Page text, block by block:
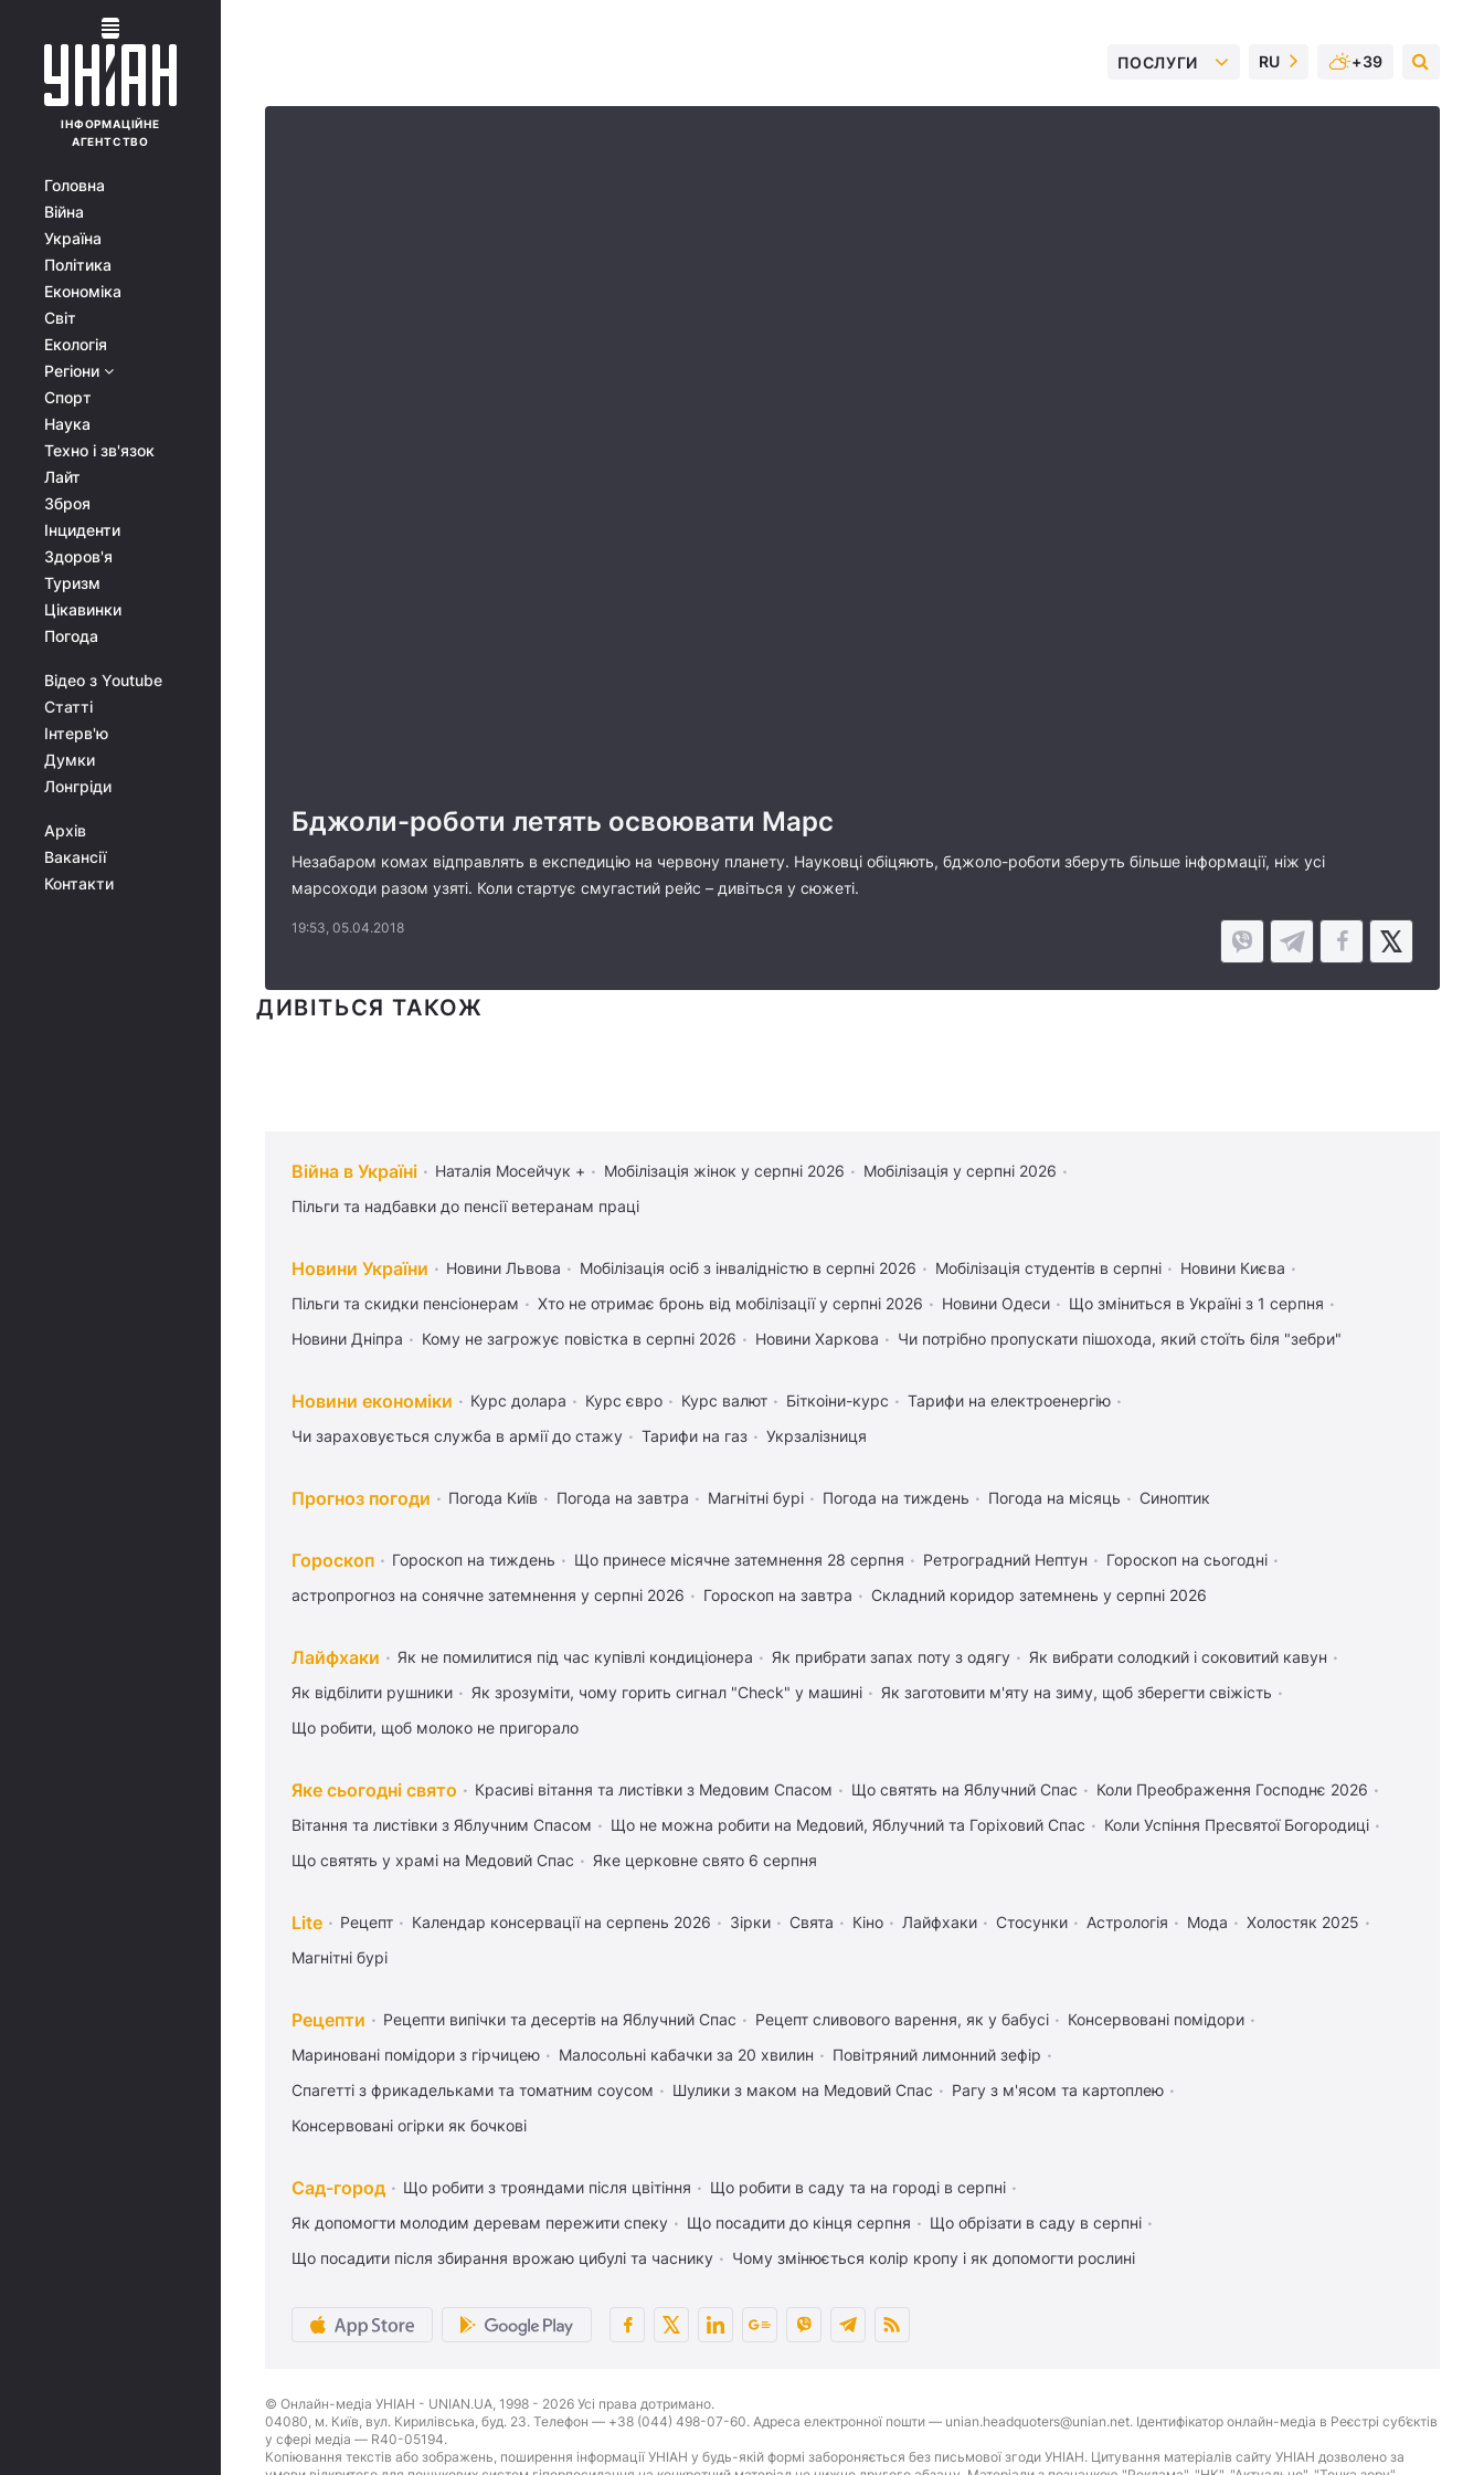
ІНФОРМАЦІЙНЕ
АГЕНТСТВО
Головна
Війна
Україна
Політика
Економіка
Світ
Екологія
Регіони
Спорт
Наука
Техно і зв'язок
Лайт
Зброя
Інциденти
Здоров'я
Туризм
Цікавинки
Погода
Відео з Youtube
Статті
Інтерв'ю
Думки
Лонгріди
Архів
Вакансії
Контакти
ПОСЛУГИ RU +39
Бджоли-роботи летять освоювати Марс
Незабаром комах відправлять в експедицію на червону планету. Науковці обіцяють, бджоло-роботи зберуть більше інформації, ніж усі
марсоходи разом узяті. Коли стартує смугастий рейс – дивіться у сюжеті.
19:53, 05.04.2018
ДИВІТЬСЯ ТАКОЖ
Війна в Україні Наталія Мосейчук + Мобілізація жінок у серпні 2026
Мобілізація у серпні 2026
Пільги та надбавки до пенсії ветеранам праці
Новини України Новини Львова Мобілізація осіб з інвалідністю в серпні 2026 Мобілізація студентів в серпні
Новини Києва
Пільги та скидки пенсіонерам
Хто не отримає бронь від мобілізації у серпні 2026 Новини Одеси
Що зміниться в Україні з 1 серпня
Новини Дніпра
Кому не загрожує повістка в серпні 2026 Новини Харкова Чи потрібно пропускати пішохода, який стоїть біля "зебри"
Новини економіки Курс долара Курс євро Курс валют Біткоіни-курс
Тарифи на електроенергію
Чи зараховується служба в армії до стажу
Тарифи на газ Укрзалізниця
Прогноз погоди Погода Київ Погода на завтра Магнітні бурі Погода на тиждень Погода на місяць Синоптик
Гороскоп Гороскоп на тиждень Що принесе місячне затемнення 28 серпня Ретроградний Нептун
Гороскоп на сьогодні
астропрогноз на сонячне затемнення у серпні 2026
Гороскоп на завтра Складний коридор затемнень у серпні 2026
Лайфхаки Як не помилитися під час купівлі кондиціонера Як прибрати запах поту з одягу
Як вибрати солодкий і соковитий кавун
Як відбілити рушники
Як зрозуміти, чому горить сигнал "Check" у машині
Як заготовити м'яту на зиму, щоб зберегти свіжість
Що робити, щоб молоко не пригорало
Яке сьогодні свято Красиві вітання та листівки з Медовим Спасом Що святять на Яблучний Спас
Коли Преображення Господнє 2026
Вітання та листівки з Яблучним Спасом
Що не можна робити на Медовий, Яблучний та Горіховий Спас
Коли Успіння Пресвятої Богородиці
Що святять у храмі на Медовий Спас
Яке церковне свято 6 серпня
Lite Рецепт Календар консервації на серпень 2026 Зірки Свята Кіно Лайфхаки Стосунки Астрологія Мода
Холостяк 2025
Магнітні бурі
Рецепти Рецепти випічки та десертів на Яблучний Спас Рецепт сливового варення, як у бабусі
Консервовані помідори
Мариновані помідори з гірчицею
Малосольні кабачки за 20 хвилин
Повітряний лимонний зефір
Спагетті з фрикадельками та томатним соусом
Шулики з маком на Медовий Спас
Рагу з м'ясом та картоплею
Консервовані огірки як бочкові
Сад-город Що робити з трояндами після цвітіння
Що робити в саду та на городі в серпні
Як допомогти молодим деревам пережити спеку
Що посадити до кінця серпня
Що обрізати в саду в серпні
Що посадити після збирання врожаю цибулі та часнику
Чому змінюється колір кропу і як допомогти рослині
© Онлайн-медіа УНІАН - UNIAN.UA, 1998 - 2026 Усі права дотримано.
04080, м. Київ, вул. Кирилівська, буд. 23. Телефон — +38 (044) 498-07-60. Адреса електронної пошти — unian.headquoters@unian.net. Ідентифікатор онлайн-медіа в Реєстрі суб’єктів
у сфері медіа — R40-05194.
Копіювання текстів або зображень, поширення інформації УНІАН у будь-якій формі забороняється без письмової згоди УНІАН. Цитування матеріалів сайту УНІАН дозволено за